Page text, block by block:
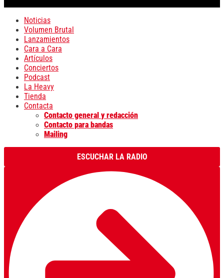
Noticias
Volumen Brutal
Lanzamientos
Cara a Cara
Artículos
Conciertos
Podcast
La Heavy
Tienda
Contacta
Contacto general y redacción
Contacto para bandas
Mailing
ESCUCHAR LA RADIO